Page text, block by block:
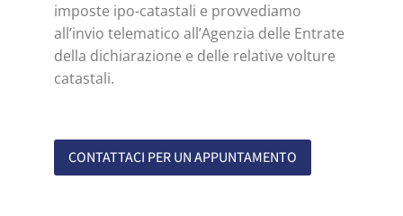
imposte ipo-catastali e provvediamo
all’invio telematico all’Agenzia delle Entrate
della dichiarazione e delle relative volture
catastali.
CONTATTACI PER UN APPUNTAMENTO